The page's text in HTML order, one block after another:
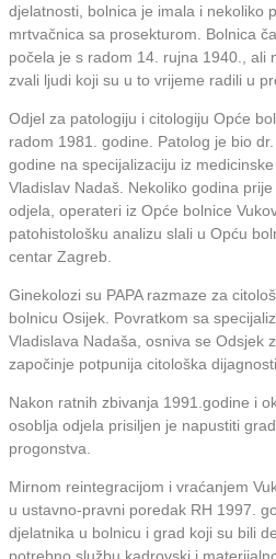
djelatnosti, bolnica je imala i nekoliko
mrtvačnica sa prosekturom. Bolnica
počela je s radom 14. rujna 1940., ali
zvali ljudi koji su u to vrijeme radili u
Odjel za patologiju i citologiju Opće
radom 1981. godine. Patolog je bio
godine na specijalizaciju iz
Vladislav Nadaš. Nekoliko godina
odjela, operateri iz Opće bolnice
patohistološku analizu slali u Opću
centar Zagreb.
Ginekolozi su PAPA razmaze za
bolnicu Osijek. Povratkom sa
Vladislava Nadaša, osniva se Odsjek
započinje potpunija citološka
Nakon ratnih zbivanja 1991.godine i
osoblja odjela prisiljen je napustiti
progonstva.
Mirnom reintegracijom i vraćanjem
u ustavno-pravni poredak RH 1997.
djelatnika u bolnicu i grad koji su bili